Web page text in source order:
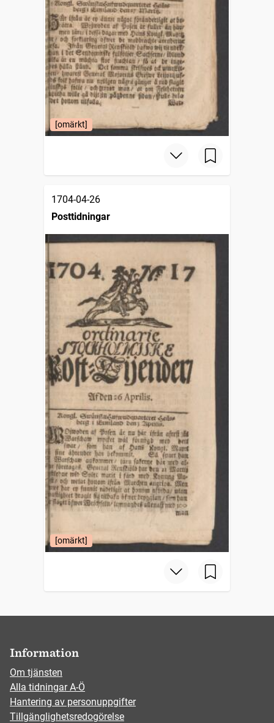
[omärkt]
1704-04-26
Posttidningar
[omärkt]
Information
Om tjänsten
Alla tidningar A-Ö
Hantering av personuppgifter
Tillgänglighetsredogörelse